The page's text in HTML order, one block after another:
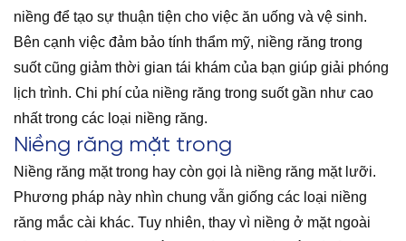
niềng để tạo sự thuận tiện cho việc ăn uống và vệ sinh.
Bên cạnh việc đảm bảo tính thẩm mỹ, niềng răng trong
suốt cũng giảm thời gian tái khám của bạn giúp giải phóng
lịch trình. Chi phí của niềng răng trong suốt gần như cao
nhất trong các loại niềng răng.
Niềng răng mặt trong
Niềng răng mặt trong hay còn gọi là niềng răng mặt lưỡi.
Phương pháp này nhìn chung vẫn giống các loại niềng
răng mắc cài khác. Tuy nhiên, thay vì niềng ở mặt ngoài